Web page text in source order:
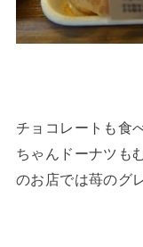
チョコレートも食
ちゃんドーナツも
のお店では苺のグ